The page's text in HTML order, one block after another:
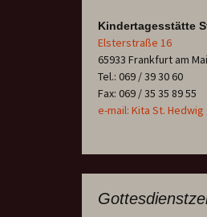
Kindertagesstätte
Elsterstraße 16
65933 Frankfurt am
Tel.: 069 / 39 30 60
Fax: 069 / 35 35 89 55
e-mail: Kita St. Hedwig